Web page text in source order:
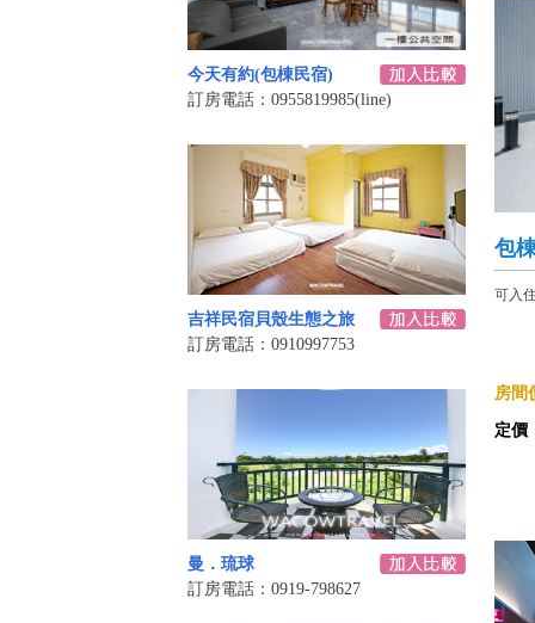
今天有約(包棟民宿)
訂房電話：0955819985(line)
吉祥民宿貝殼生態之旅
訂房電話：0910997753
曼．琉球
訂房電話：0919-798627
包
可入
房間
定價